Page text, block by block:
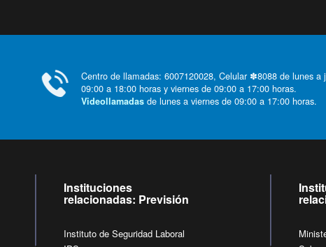
Centro de llamadas: 6007120028, Celular ✽8088 de lunes a
09:00 a 18:00 horas y viernes de 09:00 a 17:00 horas.
Videollamadas de lunes a viernes de 09:00 a 17:00 horas.
Instituciones
relacionadas: Previsión
Instituto de Seguridad Laboral